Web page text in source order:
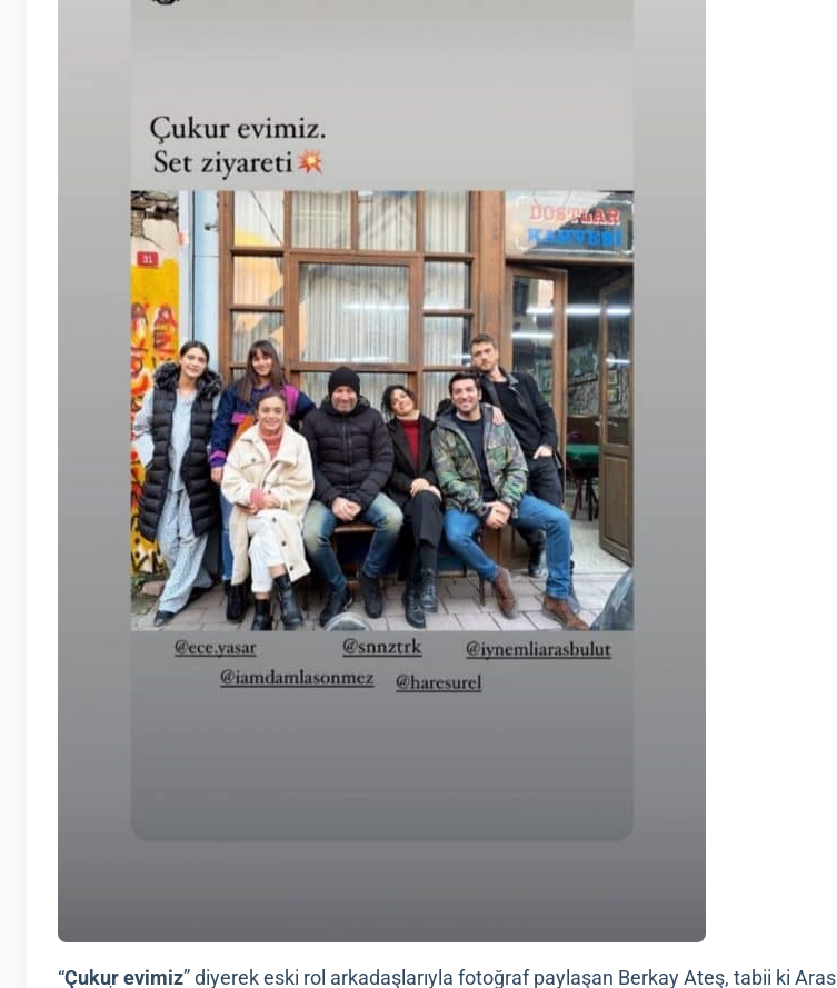
“Çukur evimiz” diyerek eski rol arkadaşlarıyla fotoğraf paylaşan Berkay Ateş, tabii ki Aras